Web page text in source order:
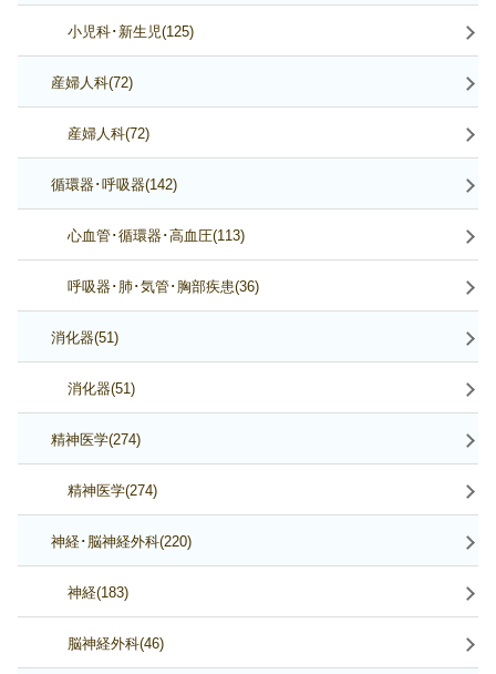
小児科･新生児(125)
産婦人科(72)
産婦人科(72)
循環器･呼吸器(142)
心血管･循環器･高血圧(113)
呼吸器･肺･気管･胸部疾患(36)
消化器(51)
消化器(51)
精神医学(274)
精神医学(274)
神経･脳神経外科(220)
神経(183)
脳神経外科(46)